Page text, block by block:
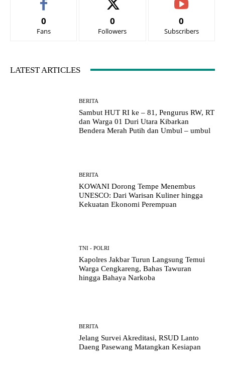
0
Fans
0
Followers
0
Subscribers
LATEST ARTICLES
BERITA
Sambut HUT RI ke – 81, Pengurus RW, RT
dan Warga 01 Duri Utara Kibarkan
Bendera Merah Putih dan Umbul – umbul
BERITA
KOWANI Dorong Tempe Menembus
UNESCO: Dari Warisan Kuliner hingga
Kekuatan Ekonomi Perempuan
TNI - POLRI
Kapolres Jakbar Turun Langsung Temui
Warga Cengkareng, Bahas Tawuran
hingga Bahaya Narkoba
BERITA
Jelang Survei Akreditasi, RSUD Lanto
Daeng Pasewang Matangkan Kesiapan